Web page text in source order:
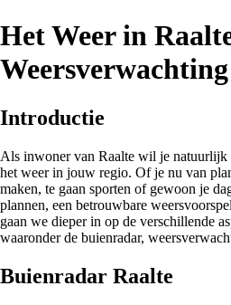
Het Weer in
Introductie
Als inwoner van Raalte wil je natuurlijk
het weer in jouw regio. Of je nu van
maken, te gaan sporten of gewoon je
plannen, een betrouwbare
gaan we dieper in op de verschillende
waaronder de buienradar,
Buienradar Raalte